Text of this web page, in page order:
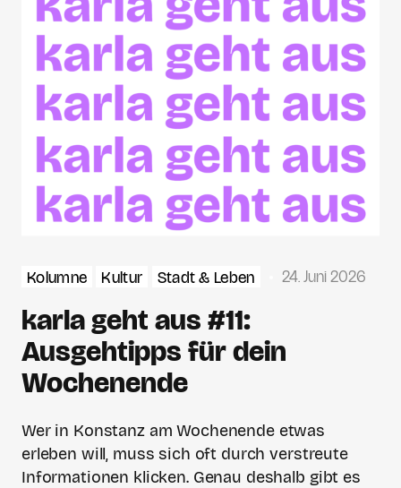
Kolumne Kultur Stadt & Leben 24. Juni 2026
karla geht aus #11:
Ausgehtipps für dein
Wochenende
Wer in Konstanz am Wochenende etwas
erleben will, muss sich oft durch verstreute
Informationen klicken. Genau deshalb gibt es